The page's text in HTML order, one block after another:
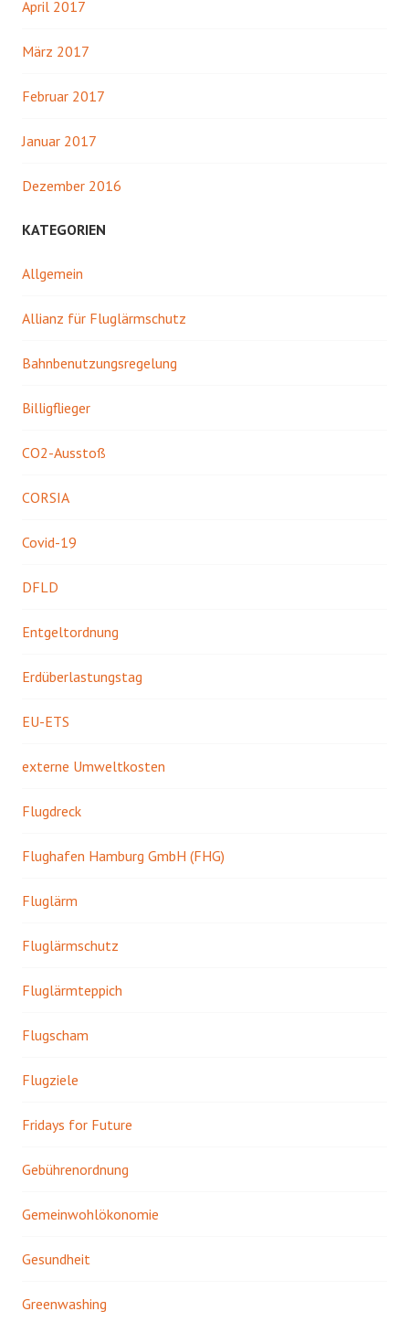
April 2017
März 2017
Februar 2017
Januar 2017
Dezember 2016
KATEGORIEN
Allgemein
Allianz für Fluglärmschutz
Bahnbenutzungsregelung
Billigflieger
CO2-Ausstoß
CORSIA
Covid-19
DFLD
Entgeltordnung
Erdüberlastungstag
EU-ETS
externe Umweltkosten
Flugdreck
Flughafen Hamburg GmbH (FHG)
Fluglärm
Fluglärmschutz
Fluglärmteppich
Flugscham
Flugziele
Fridays for Future
Gebührenordnung
Gemeinwohlökonomie
Gesundheit
Greenwashing